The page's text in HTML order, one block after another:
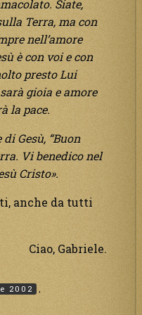
Siate,
Terra, ma con
nell’amore
è con voi e con
presto Lui
gioia e amore
la pace.
Gesù, “Buon
Vi benedico nel
Cristo».
anche da tutti
Ciao, Gabriele.
2002
,